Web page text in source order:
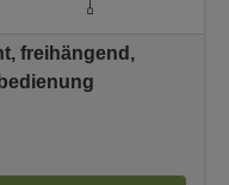
freihängend,